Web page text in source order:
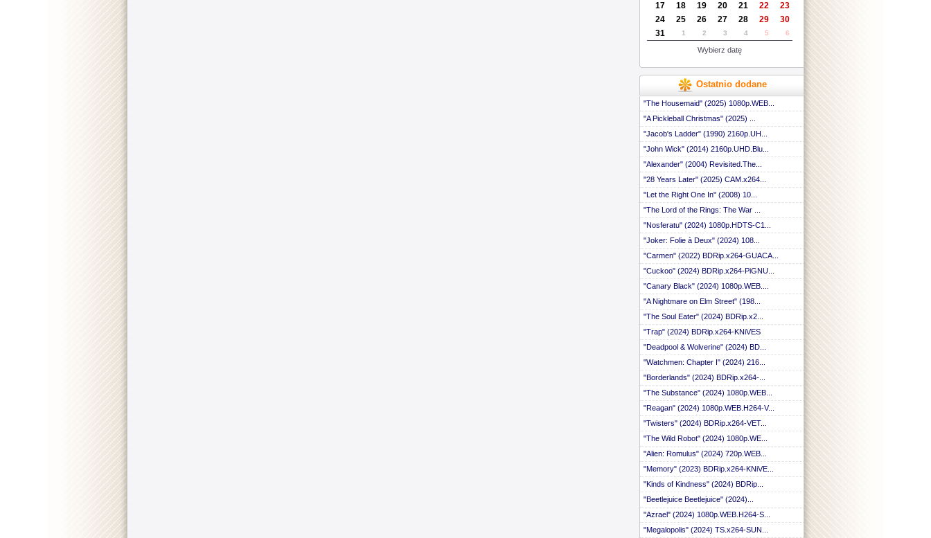
17
18 19 20 21 22
23
24
25 26 27 28 29
30
31
1 2 3 4 5 6
Wybierz datę
Ostatnio dodane
"The Housemaid" (2025) 1080p.WEB...
"A Pickleball Christmas" (2025) ...
"Jacob's Ladder" (1990) 2160p.UH...
"John Wick" (2014) 2160p.UHD.Blu...
"Alexander" (2004) Revisited.The...
"28 Years Later" (2025) CAM.x264...
"Let the Right One In" (2008) 10...
"The Lord of the Rings: The War ...
"Nosferatu" (2024) 1080p.HDTS-C1...
"Joker: Folie à Deux" (2024) 108...
"Carmen" (2022) BDRip.x264-GUACA...
"Cuckoo" (2024) BDRip.x264-PiGNU...
"Canary Black" (2024) 1080p.WEB....
"A Nightmare on Elm Street" (198...
"The Soul Eater" (2024) BDRip.x2...
"Trap" (2024) BDRip.x264-KNiVES
"Deadpool & Wolverine" (2024) BD...
"Watchmen: Chapter I" (2024) 216...
"Borderlands" (2024) BDRip.x264-...
"The Substance" (2024) 1080p.WEB...
"Reagan" (2024) 1080p.WEB.H264-V...
"Twisters" (2024) BDRip.x264-VET...
"The Wild Robot" (2024) 1080p.WE...
"Alien: Romulus" (2024) 720p.WEB...
"Memory" (2023) BDRip.x264-KNiVE...
"Kinds of Kindness" (2024) BDRip...
"Beetlejuice Beetlejuice" (2024)...
"Azrael" (2024) 1080p.WEB.H264-S...
"Megalopolis" (2024) TS.x264-SUN...